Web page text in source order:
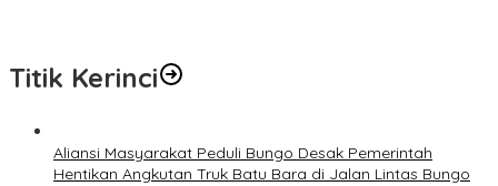
Titik Kerinci
Aliansi Masyarakat Peduli Bungo Desak Pemerintah
Hentikan Angkutan Truk Batu Bara di Jalan Lintas Bungo